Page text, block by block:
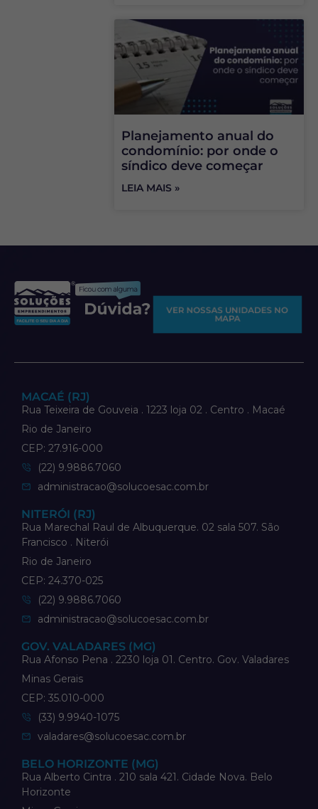
Planejamento anual do
condomínio: por onde o
síndico deve começar
LEIA MAIS »
VER NOSSAS UNIDADES NO
MAPA
MACAÉ (RJ)
Rua Teixeira de Gouveia . 1223 loja 02 . Centro . Macaé
Rio de Janeiro
CEP: 27.916-000
(22) 9.9886.7060
administracao@solucoesac.com.br
NITERÓI (RJ)
Rua Marechal Raul de Albuquerque. 02 sala 507. São
Francisco . Niterói
Rio de Janeiro
CEP: 24.370-025
(22) 9.9886.7060
administracao@solucoesac.com.br
GOV. VALADARES (MG)
Rua Afonso Pena . 2230 loja 01. Centro. Gov. Valadares
Minas Gerais
CEP: 35.010-000
(33) 9.9940-1075
valadares@solucoesac.com.br
BELO HORIZONTE (MG)
Rua Alberto Cintra . 210 sala 421. Cidade Nova. Belo
Horizonte